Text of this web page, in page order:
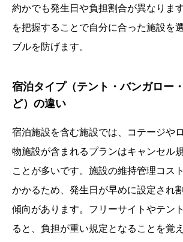
約かでも発生日や負担割合が異なりま
を把握することで自分に合った施設を
ブルを防げます。
宿泊タイプ（テント・バンガロー
ど）の違い
宿泊施設を含む施設では、コテージや
物施設が含まれるプランはキャンセル
ことが多いです。施設の維持管理コス
かかるため、発生日が早めに設定され
傾向があります。フリーサイトやテン
ると、負担が重い規定となることを覚